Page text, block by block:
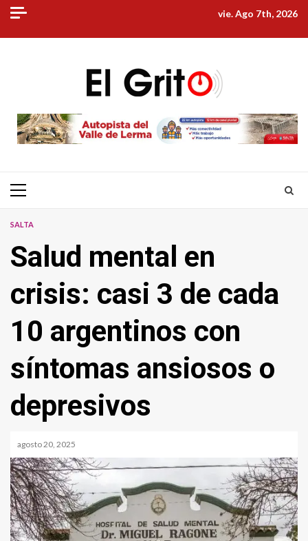
Skip
content
vie. Ago 7th, 2026
Primary
SALTA
Salud mental en
crisis: casi 3 de cada
10 argentinos con
síntomas ansiosos o
depresivos
agosto 20, 2025